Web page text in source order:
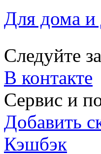
Для дома и
Следуйте
В контакте
Сервис и
Добавить
Кэшбэк